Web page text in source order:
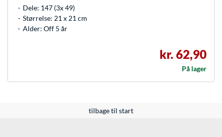
Dele: 147 (3x 49)
Størrelse: 21 x 21 cm
Alder: Off 5 år
kr. 62,90
På lager
tilbage til start